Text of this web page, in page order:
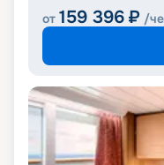
от 159 396 ₽ /